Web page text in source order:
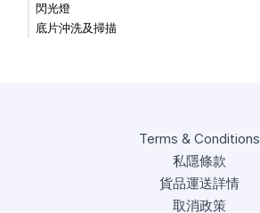
閃光燈
底片沖洗及掃描
Terms & Conditions
私隱條款
貨品運送詳情
取消政策